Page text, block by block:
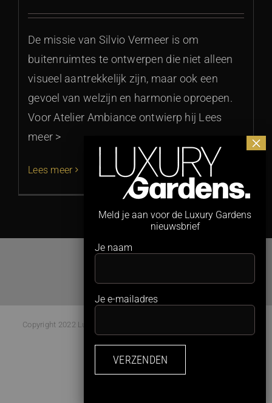
De missie van Silvio Vermeer is om
buitenruimtes te ontwerpen die niet alleen
visueel aantrekkelijk zijn, maar ook een
gevoel van welzijn en harmonie oproepen.
Voor Atelier Ambiance ontwierp hij Lees
meer >
Lees meer
Copyright 2022 Luxury Gardens Magazine | All Rights Reserved |
Webdesign:Studio Kaboem!
Facebook
Instagram
Meld je aan voor de Luxury Gardens
nieuwsbrief
Je naam
Je e-mailadres